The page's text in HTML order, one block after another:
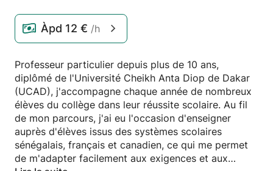
Àpd 12 € /h
Professeur particulier depuis plus de 10 ans,
diplômé de l'Université Cheikh Anta Diop de Dakar
(UCAD), j'accompagne chaque année de nombreux
élèves du collège dans leur réussite scolaire. Au fil
de mon parcours, j'ai eu l'occasion d'enseigner
auprès d'élèves issus des systèmes scolaires
sénégalais, français et canadien, ce qui me permet
de m'adapter facilement aux exigences et aux